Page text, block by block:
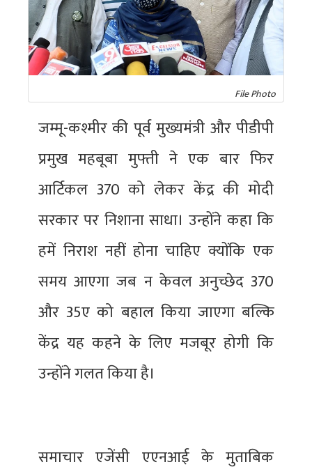
File Photo
जम्मू-कश्मीर की पूर्व मुख्यमंत्री और पीडीपी
प्रमुख महबूबा मुफ्ती ने एक बार फिर
आर्टिकल 370 को लेकर केंद्र की मोदी
सरकार पर निशाना साधा। उन्होंने कहा कि
हमें निराश नहीं होना चाहिए क्योंकि एक
समय आएगा जब न केवल अनुच्छेद 370
और 35ए को बहाल किया जाएगा बल्कि
केंद्र यह कहने के लिए मजबूर होगी कि
उन्होंने गलत किया है।
समाचार एजेंसी एएनआई के मुताबिक